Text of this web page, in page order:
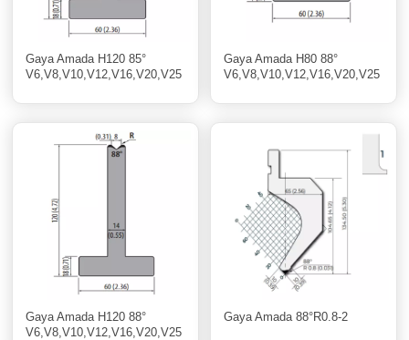
Gaya Amada H120 85°
V6,V8,V10,V12,V16,V20,V25
Gaya Amada H80 88°
V6,V8,V10,V12,V16,V20,V25
Gaya Amada H120 88°
V6,V8,V10,V12,V16,V20,V25
Gaya Amada 88°R0.8-2